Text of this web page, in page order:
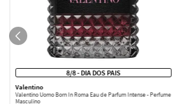
8/8 - DIA DOS PAIS
Valentino
Valentino Uomo Born In Roma Eau de Parfum Intense - Perfume
Masculino